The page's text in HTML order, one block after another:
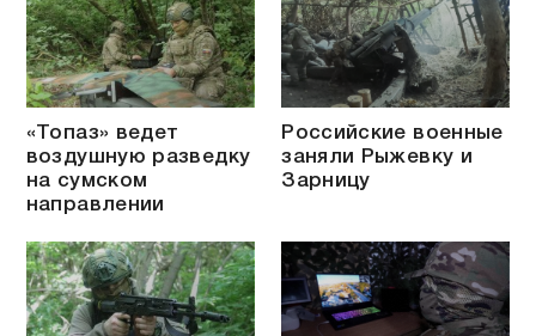
«Топаз» ведет
воздушную разведку
на сумском
направлении
Российские военные
заняли Рыжевку и
Зарницу